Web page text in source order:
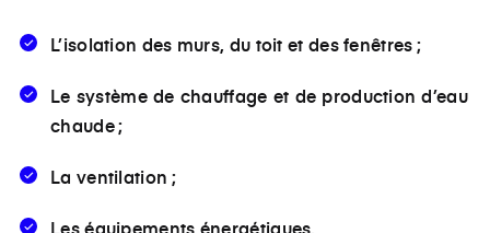
L’isolation des murs, du toit et des fenêtres ;
Le système de chauffage et de production d’eau
chaude ;
La ventilation ;
Les équipements énergétiques.